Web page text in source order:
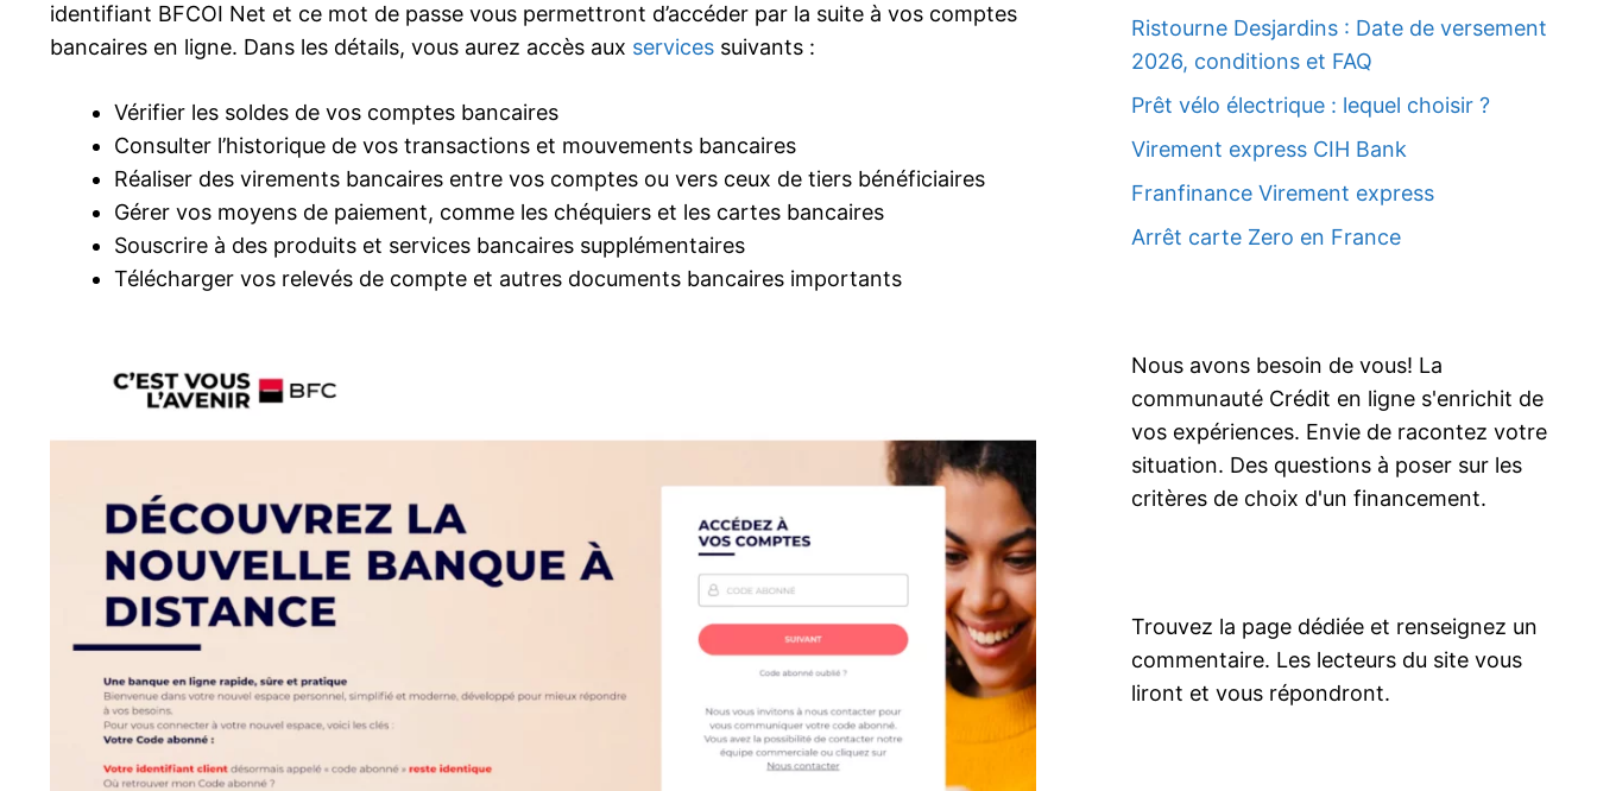
identifiant BFCOI Net et ce mot de passe vous permettront d’accéder par la suite à vos comptes
bancaires en ligne. Dans les détails, vous aurez accès aux services suivants :
Vérifier les soldes de vos comptes bancaires
Consulter l’historique de vos transactions et mouvements bancaires
Réaliser des virements bancaires entre vos comptes ou vers ceux de tiers bénéficiaires
Gérer vos moyens de paiement, comme les chéquiers et les cartes bancaires
Souscrire à des produits et services bancaires supplémentaires
Télécharger vos relevés de compte et autres documents bancaires importants
Ristourne Desjardins : Date de versement
2026, conditions et FAQ
Prêt vélo électrique : lequel choisir ?
Virement express CIH Bank
Franfinance Virement express
Arrêt carte Zero en France
Nous avons besoin de vous! La
communauté Crédit en ligne s'enrichit de
vos expériences. Envie de racontez votre
situation. Des questions à poser sur les
critères de choix d'un financement.
Trouvez la page dédiée et renseignez un
commentaire. Les lecteurs du site vous
liront et vous répondront.